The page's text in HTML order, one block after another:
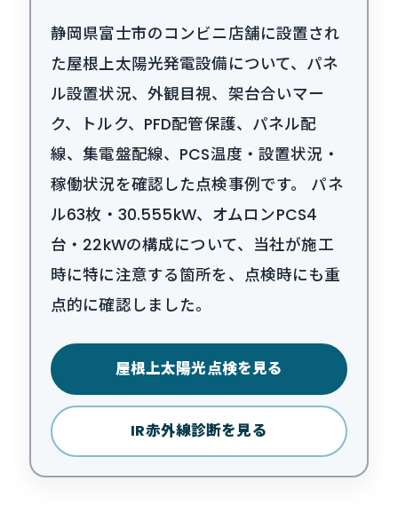
静岡県富士市のコンビニ店舗に設置され
た屋根上太陽光発電設備について、パネ
ル設置状況、外観目視、架台合いマー
ク、トルク、PFD配管保護、パネル配
線、集電盤配線、PCS温度・設置状況・
稼働状況を確認した点検事例です。 パネ
ル63枚・30.555kW、オムロンPCS4
台・22kWの構成について、当社が施工
時に特に注意する箇所を、点検時にも重
点的に確認しました。
屋根上太陽光点検を見る
IR赤外線診断を見る